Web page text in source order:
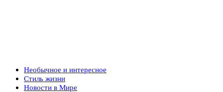
Необычное и интересное
Стиль жизни
Новости в Мире